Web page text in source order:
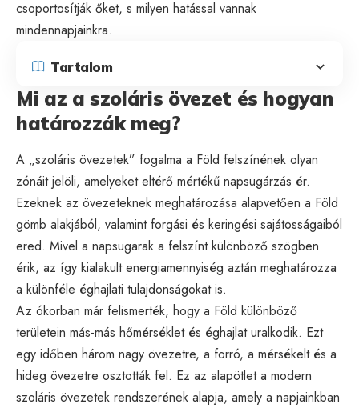
csoportosítják őket, s milyen hatással vannak
mindennapjainkra.
Tartalom
Mi az a szoláris övezet és hogyan
határozzák meg?
A „szoláris övezetek” fogalma a Föld felszínének olyan
zónáit jelöli, amelyeket eltérő mértékű napsugárzás ér.
Ezeknek az övezeteknek meghatározása alapvetően a Föld
gömb alakjából, valamint forgási és keringési sajátosságaiból
ered. Mivel a napsugarak a felszínt különböző szögben
érik, az így kialakult energiamennyiség aztán meghatározza
a különféle éghajlati tulajdonságokat is.
Az ókorban már felismerték, hogy a Föld különböző
területein más-más hőmérséklet és éghajlat uralkodik. Ezt
egy időben három nagy övezetre, a forró, a mérsékelt és a
hideg övezetre osztották fel. Ez az alapötlet a modern
szoláris övezetek rendszerének alapja, amely a napjainkban